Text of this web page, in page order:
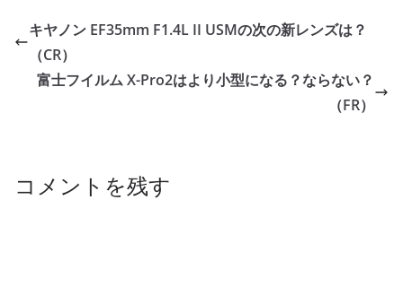
キヤノン EF35mm F1.4L II USMの次の新レンズは？
（CR）
富士フイルム X-Pro2はより小型になる？ならない？
（FR）
コメントを残す